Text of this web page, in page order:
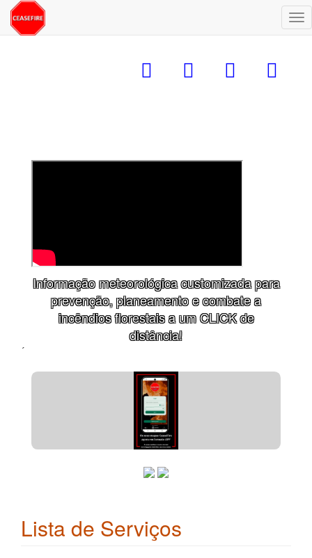
Informação meteorológica customizada para
prevenção, planeamento e combate a
incêndios florestais a um CLICK de
distância!
´
Lista de Serviços